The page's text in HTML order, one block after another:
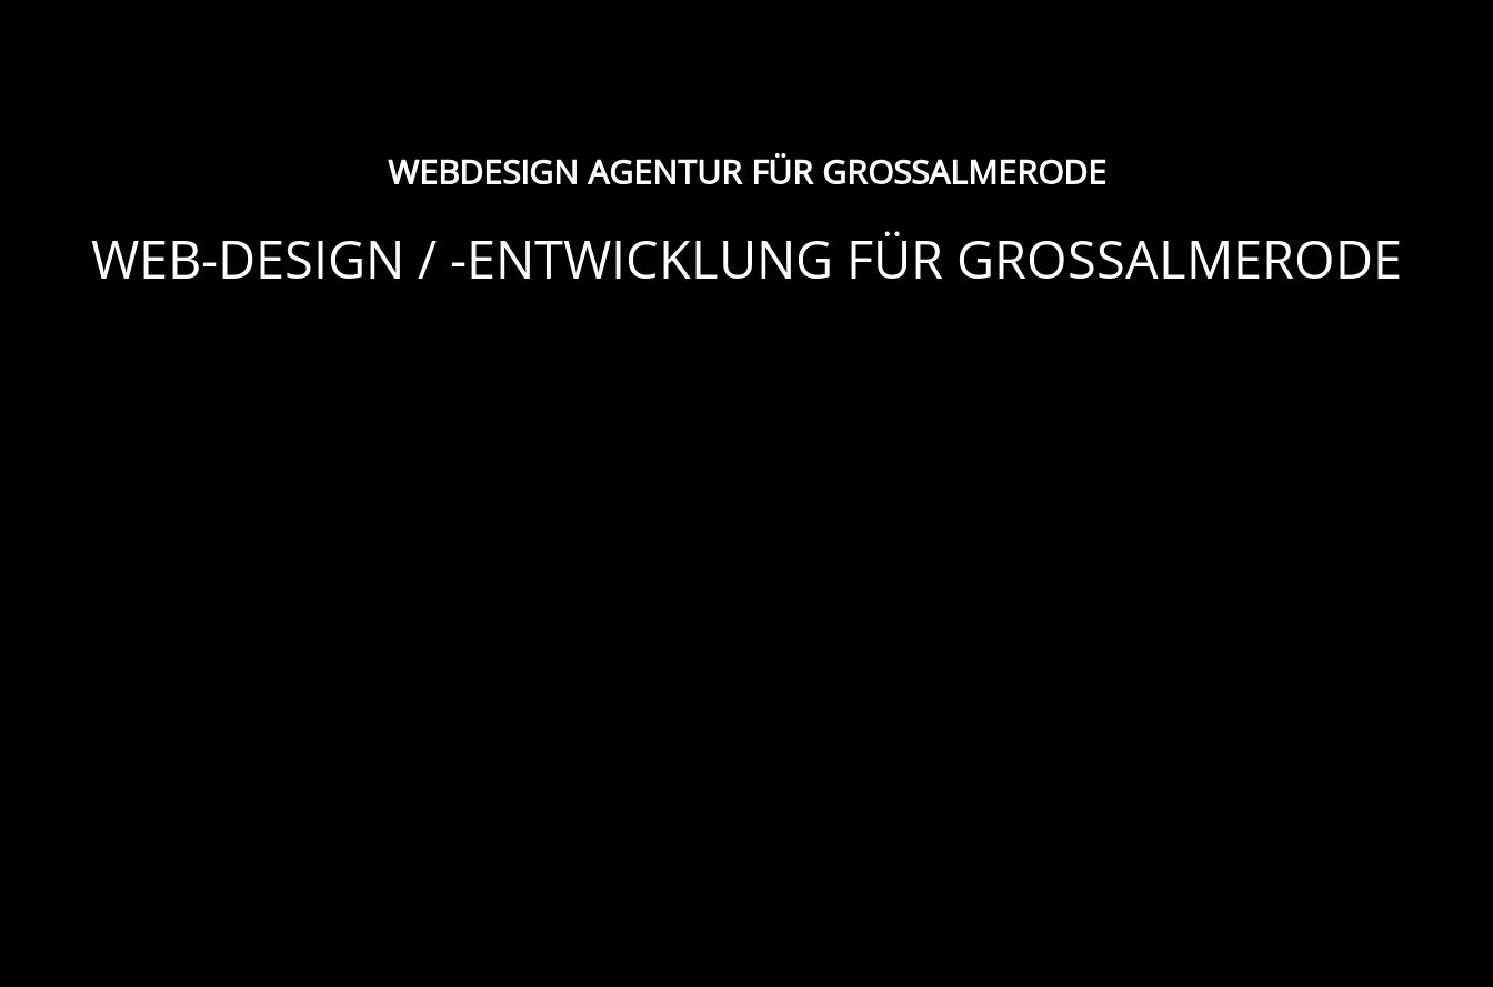
WEBDESIGN AGENTUR FÜR GROSSALMERODE
WEB-DESIGN / -ENTWICKLUNG FÜR GROSSALMERODE